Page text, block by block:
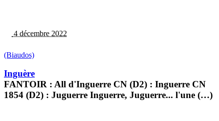
4 décembre 2022
(Biaudos)
Inguère
FANTOIR : All d'Inguerre CN (D2) : Inguerre CN
1854 (D2) : Juguerre Inguerre, Juguerre... l'une (…)